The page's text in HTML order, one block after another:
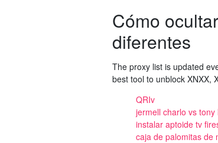
Cómo
diferentes
The proxy list is updated
best tool to unblock XNXX,
QRIv
jermell charlo vs
instalar aptoide tv
caja de palomitas de